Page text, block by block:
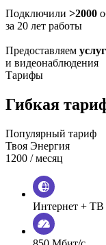
Подключили >2000
за 20 лет работы
Предоставляем
и видеонаблюдения
Тарифы
Гибкая
Популярный тариф
Твоя Энергия
1200 / месяц
Интернет + ТВ